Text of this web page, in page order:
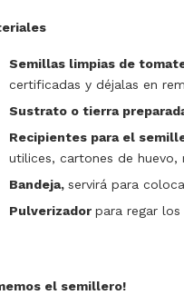
Semillas limpias de
certificadas y déjalas en
Sustrato o tierra
Recipientes para el
utilices, cartones de
Bandeja, servirá para
Pulverizador para regar los
el semillero!